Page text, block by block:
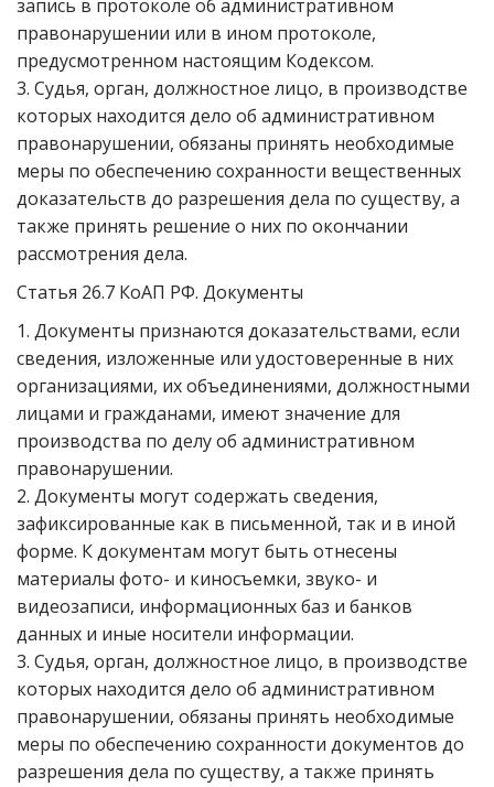
запись в протоколе об административном
правонарушении или в ином протоколе,
предусмотренном настоящим Кодексом.
3. Судья, орган, должностное лицо, в производстве
которых находится дело об административном
правонарушении, обязаны принять необходимые
меры по обеспечению сохранности вещественных
доказательств до разрешения дела по существу, а
также принять решение о них по окончании
рассмотрения дела.
Статья 26.7 КоАП РФ. Документы
1. Документы признаются доказательствами, если
сведения, изложенные или удостоверенные в них
организациями, их объединениями, должностными
лицами и гражданами, имеют значение для
производства по делу об административном
правонарушении.
2. Документы могут содержать сведения,
зафиксированные как в письменной, так и в иной
форме. К документам могут быть отнесены
материалы фото- и киносъемки, звуко- и
видеозаписи, информационных баз и банков
данных и иные носители информации.
3. Судья, орган, должностное лицо, в производстве
которых находится дело об административном
правонарушении, обязаны принять необходимые
меры по обеспечению сохранности документов до
разрешения дела по существу, а также принять